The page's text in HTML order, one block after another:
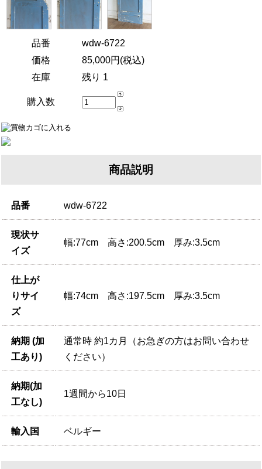
品番
wdw-6722
価格
85,000円(税込)
在庫
残り 1
購入数
商品説明
品番 wdw-6722
現状サ
イズ
幅:77cm 高さ:200.5cm 厚み:3.5cm
仕上が
りサイ
ズ
幅:74cm 高さ:197.5cm 厚み:3.5cm
納期 (加
工あり)
通常時 約1カ月（お急ぎの方はお問い合わせ
ください）
納期(加
工なし)
1週間から10日
輸入国 ベルギー